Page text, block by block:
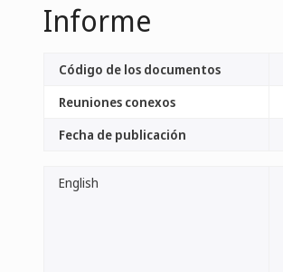
Informe
Código de los documentos
Reuniones conexos
Fecha de publicación
English